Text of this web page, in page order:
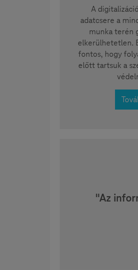
A
adatcsere a
munka terén
elkerülhetetlen.
fontos, hogy
előtt tartsuk a
"Az